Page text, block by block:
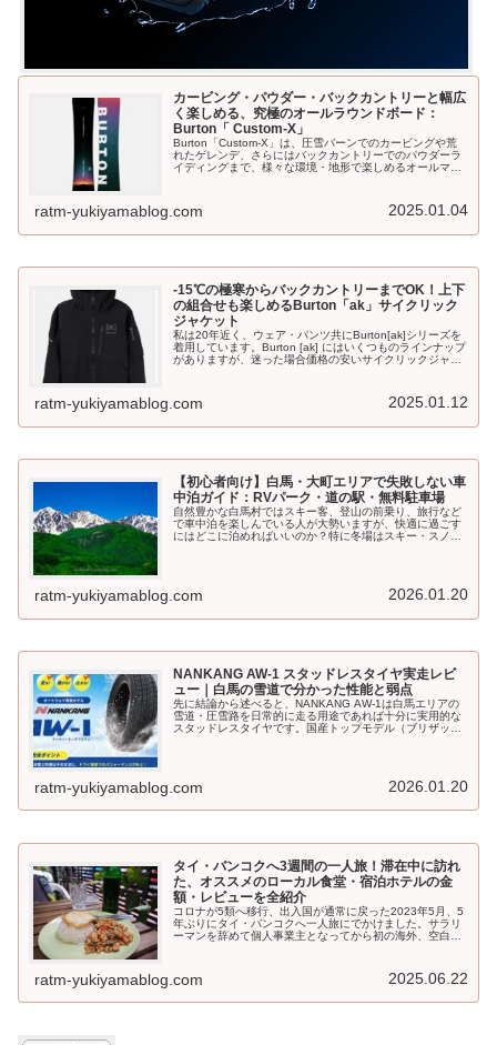
カービング・パウダー・バックカントリーと幅広
く楽しめる、究極のオールラウンドボード：
Burton「 Custom-X」
Burton「Custom-X」は、圧雪バーンでのカービングや荒
れたゲレンデ、さらにはバックカントリーでのパウダーラ
イディングまで、様々な環境・地形で楽しめるオールマウ
筆者がCustom-Xの魅力についてご紹介します。
ratm-yukiyamablog.com 2025.01.04
-15℃の極寒からバックカントリーまでOK！上下
の組合せも楽しめるBurton「ak」サイクリック
ジャケット
私は20年近く、ウェア・パンツ共にBurton[ak]シリーズを
着用しています。Burton [ak] にはいくつものラインナップ
がありますが、迷った場合価格の安いサイクリックジャケ
ratm-yukiyamablog.com 2025.01.12
【初心者向け】白馬・大町エリアで失敗しない車
中泊ガイド：RVパーク・道の駅・無料駐車場
自然豊かな白馬村ではスキー客、登山の前乗り、旅行など
で車中泊を楽しんでいる人が大勢いますが、快適に過ごす
にはどこに泊めればいいのか？特に冬場はスキー・スノー
ratm-yukiyamablog.com 2026.01.20
NANKANG AW-1 スタッドレスタイヤ実走レビ
ュー｜白馬の雪道で分かった性能と弱点
先に結論から述べると、NANKANG AW-1は白馬エリアの
雪道・圧雪路を日常的に走る用途であれば十分に実用的な
スタッドレスタイヤです。国産トップモデル（ブリザック
方には、有力な選択肢になります。
ratm-yukiyamablog.com 2026.01.20
タイ・バンコクへ3週間の一人旅！滞在中に訪れ
た、オススメのローカル食堂・宿泊ホテルの金
額・レビューを全紹介
コロナが5類へ移行、出入国が通常に戻った2023年5月、5
年ぶりにタイ・バンコクへ一人旅にでかけました。サラリ
ーマンを辞めて個人事業主となってから初の海外、空白の
様々な店で食事をしました。今回は、実際に行っ店で感じ
た率直な評価・感想について・宿泊したホテルについてご
ratm-yukiyamablog.com 2025.06.22